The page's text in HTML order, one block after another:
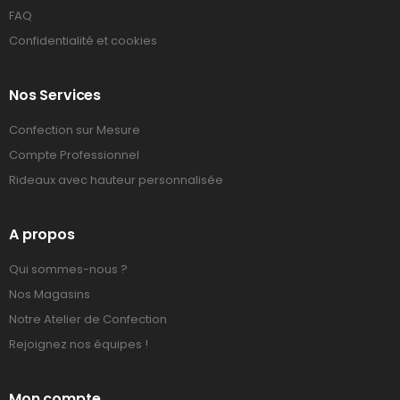
FAQ
Confidentialité et cookies
Nos Services
Confection sur Mesure
Compte Professionnel
Rideaux avec hauteur personnalisée
A propos
Qui sommes-nous ?
Nos Magasins
Notre Atelier de Confection
Rejoignez nos équipes !